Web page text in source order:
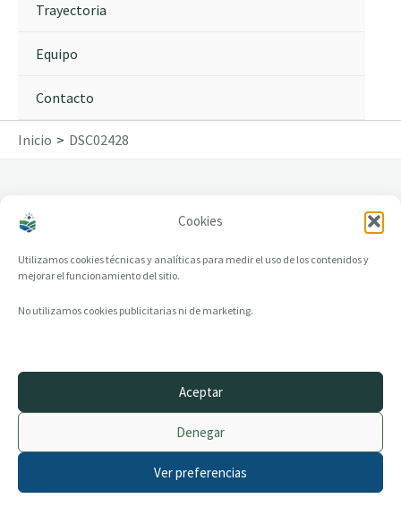
Cookies
Utilizamos cookies técnicas y analíticas para medir el uso de los contenidos y
mejorar el funcionamiento del sitio.
No utilizamos cookies publicitarias ni de marketing.
Aceptar
Denegar
Ver preferencias
Trayectoria
Equipo
Contacto
Inicio DSC02428
DSC02428
© 2014–2026 creandotuprovincia.es · Todos los derechos reservados
Política de Cookies
Archivo histórico